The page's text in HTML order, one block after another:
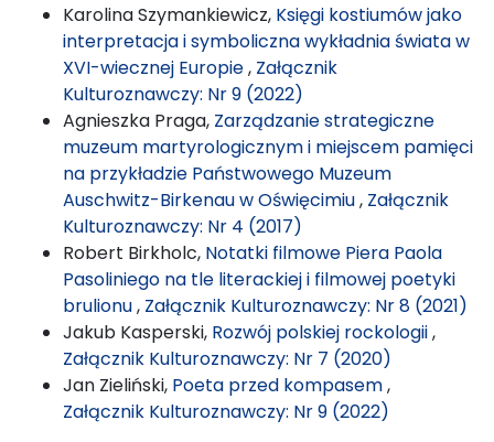
Karolina Szymankiewicz, Księgi kostiumów jako
interpretacja i symboliczna wykładnia świata w
XVI-wiecznej Europie, Załącznik
Kulturoznawczy: Nr 9 (2022)
Agnieszka Praga, Zarządzanie strategiczne
muzeum martyrologicznym i miejscem pamięci
na przykładzie Państwowego Muzeum
Auschwitz-Birkenau w Oświęcimiu, Załącznik
Kulturoznawczy: Nr 4 (2017)
Robert Birkholc, Notatki filmowe Piera Paola
Pasoliniego na tle literackiej i filmowej poetyki
brulionu, Załącznik Kulturoznawczy: Nr 8 (2021)
Jakub Kasperski, Rozwój polskiej rockologii,
Załącznik Kulturoznawczy: Nr 7 (2020)
Jan Zieliński, Poeta przed kompasem,
Załącznik Kulturoznawczy: Nr 9 (2022)